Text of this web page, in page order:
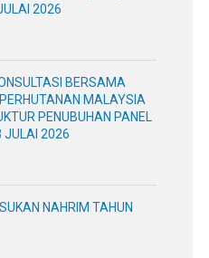
2026
BERSAMA
MALAYSIA
PENUBUHAN PANEL
JULAI 2026
NAHRIM TAHUN